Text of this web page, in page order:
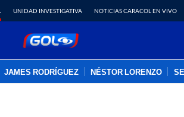
UNIDAD INVESTIGATIVA NOTICIAS CARACOL EN VIVO
JAMES RODRÍGUEZ NÉSTOR LORENZO